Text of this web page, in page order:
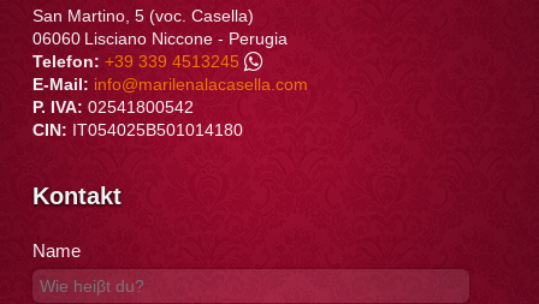
San Martino, 5 (voc. Casella)
06060 Lisciano Niccone- Perugia
Telefon: +39 339 4513245
E-Mail: info@marilenalacasella.com
P. IVA: 02541800542
CIN: IT054025B501014180
Kontakt
Name